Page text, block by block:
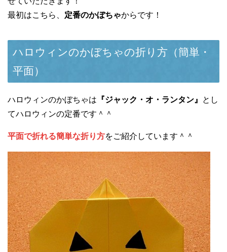
最初はこちら、 定番のかぼちゃからです！
ハロウィンのかぼちゃの折り方（簡単・
平面）
ハロウィンのかぼちゃは 『ジャック・オ・ランタン』
とし
てハロウィンの定番です＾＾
平面で折れる簡単な折り方をご紹介しています＾＾